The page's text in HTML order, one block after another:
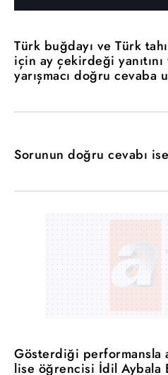
Türk buğdayı ve Türk
için ay çekirdeği yanıtını
yarışmacı doğru cevaba
Sorunun doğru cevabı
Gösterdiği performansla
lise öğrencisi İdil Aybala